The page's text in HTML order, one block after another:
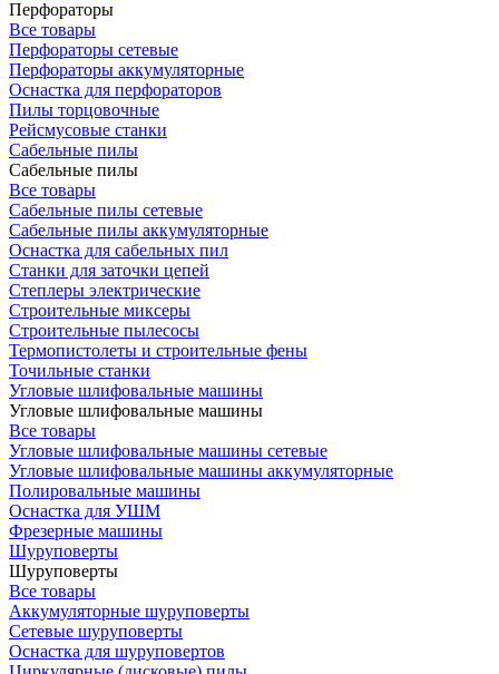
Перфораторы
Все товары
Перфораторы сетевые
Перфораторы аккумуляторные
Оснастка для перфораторов
Пилы торцовочные
Рейсмусовые станки
Сабельные пилы
Сабельные пилы
Все товары
Сабельные пилы сетевые
Сабельные пилы аккумуляторные
Оснастка для сабельных пил
Станки для заточки цепей
Степлеры электрические
Строительные миксеры
Строительные пылесосы
Термопистолеты и строительные фены
Точильные станки
Угловые шлифовальные машины
Угловые шлифовальные машины
Все товары
Угловые шлифовальные машины сетевые
Угловые шлифовальные машины аккумуляторные
Полировальные машины
Оснастка для УШМ
Фрезерные машины
Шуруповерты
Шуруповерты
Все товары
Аккумуляторные шуруповерты
Сетевые шуруповерты
Оснастка для шуруповертов